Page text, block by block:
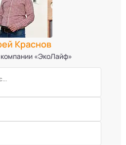
Краснов
«ЭкоЛайф»